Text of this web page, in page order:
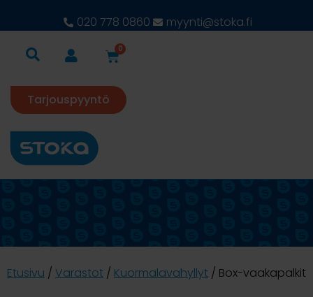
020 778 0860 myynti@stoka.fi
0
Tarjouspyyntö
Etusivu / Varastot / Kuormalavahyllyt / Box-vaakapalkit